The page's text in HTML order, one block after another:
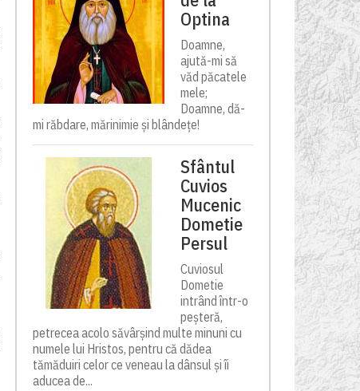
Optina
Doamne,
ajută-mi să
văd păcatele
mele;
Doamne, dă-
mi răbdare, mărinimie şi blândeţe!
Sfântul
Cuvios
Mucenic
Dometie
Persul
Cuviosul
Dometie
intrând într-o
peșteră,
petrecea acolo săvârșind multe minuni cu
numele lui Hristos, pentru că dădea
tămăduiri celor ce veneau la dânsul și îi
aducea de...